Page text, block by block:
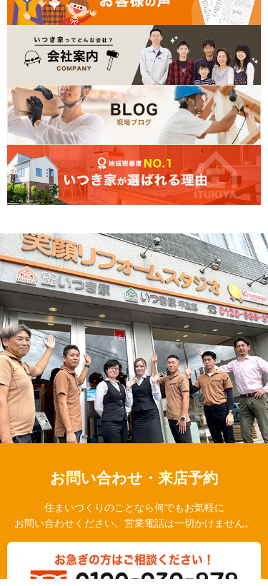
お問い合わせ・来店予約
住まいづくりのことなら何でもお気軽に
お問い合わせください。営業電話は一切かけません。
お急ぎの方はご相談ください！